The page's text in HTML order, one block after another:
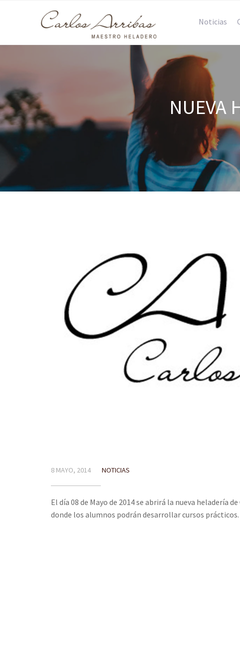
Noticias
NUEVA
8 MAYO, 2014 NOTICIAS
El día 08 de Mayo de 2014 se abrirá la nueva heladería
donde los alumnos podrán desarrollar cursos prácticos.